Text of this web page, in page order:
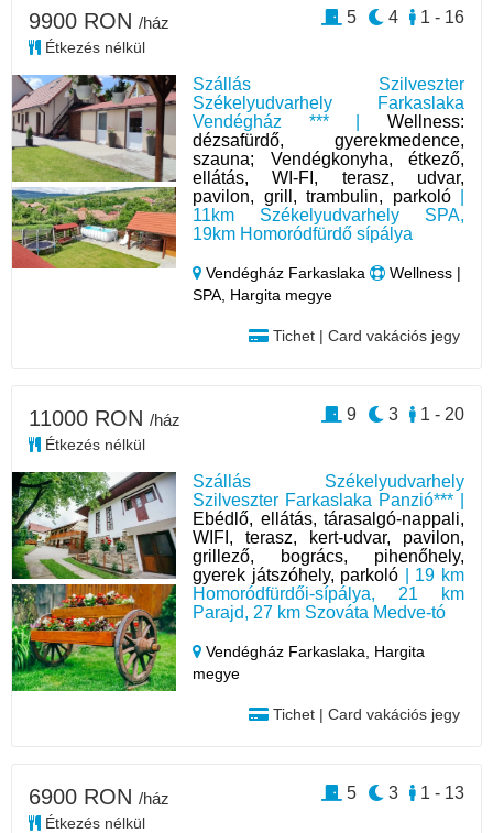
Szállás Szilveszter
Székelyudvarhely Farkaslaka
Vendégház *** | Wellness:
dézsafürdő, gyerekmedence,
szauna; Vendégkonyha, étkező,
ellátás, WI-FI, terasz, udvar,
pavilon, grill, trambulin, parkoló|
11km Székelyudvarhely SPA,
19km Homoródfürdő sípálya
Vendégház Farkaslaka
Wellness |
SPA, Hargita megye
Tichet | Card vakációs jegy
9900 RON /ház
Étkezés nélkül
1 - 16
4
5
Szállás Székelyudvarhely
Szilveszter Farkaslaka Panzió*** |
Ebédlő, ellátás, tárasalgó-nappali,
WIFI, terasz, kert-udvar, pavilon,
grillező, bogrács, pihenőhely,
gyerek játszóhely, parkoló | 19 km
Homoródfürdői-sípálya, 21 km
Parajd, 27 km Szováta Medve-tó
Vendégház Farkaslaka, Hargita
megye
Tichet | Card vakációs jegy
11000 RON /ház
Étkezés nélkül
1 - 20
3
9
6900 RON /ház
Étkezés nélkül
1 - 13
3
5